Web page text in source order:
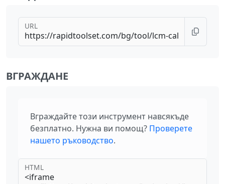
URL
ВГРАЖДАНЕ
Вграждайте този инструмент навсякъде
безплатно. Нужна ви помощ? Проверете
нашето ръководство.
HTML